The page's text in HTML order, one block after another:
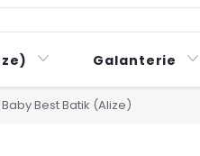
Galanterie
Best Batik (Alize)